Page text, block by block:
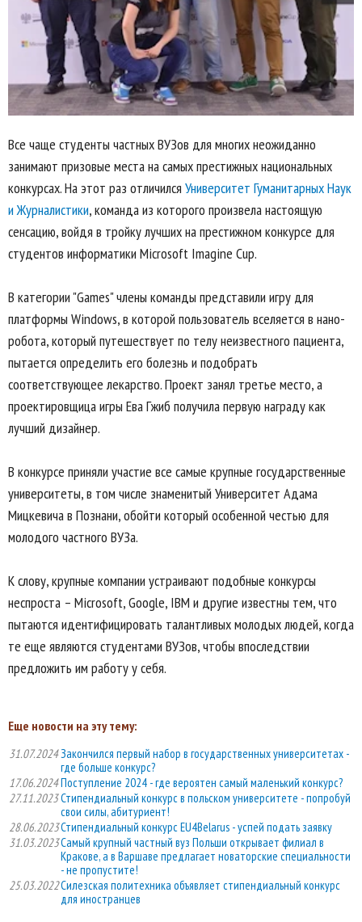
Все чаще студенты частных ВУЗов для многих неожиданно
занимают призовые места на самых престижных национальных
конкурсах. На этот раз отличился Университет Гуманитарных Наук
и Журналистики, команда из которого произвела настоящую
сенсацию, войдя в тройку лучших на престижном конкурсе для
студентов информатики Microsoft Imagine Cup.
В категории "Games" члены команды представили игру для
платформы Windows, в которой пользователь вселяется в нано-
робота, который путешествует по телу неизвестного пациента,
пытается определить его болезнь и подобрать
соответствующее лекарство. Проект занял третье место, а
проектировщица игры Ева Гжиб получила первую награду как
лучший дизайнер.
В конкурсе приняли участие все самые крупные государственные
университеты, в том числе знаменитый Университет Адама
Мицкевича в Познани, обойти который особенной честью для
молодого частного ВУЗа.
К слову, крупные компании устраивают подобные конкурсы
неспроста – Microsoft, Google, IBM и другие известны тем, что
пытаются идентифицировать талантливых молодых людей, когда
те еще являются студентами ВУЗов, чтобы впоследствии
предложить им работу у себя.
Еще новости на эту тему:
31.07.2024 Закончился первый набор в государственных университетах -
где больше конкурс?
17.06.2024Поступление 2024 - где вероятен самый маленький конкурс?
27.11.2023Стипендиальный конкурс в польском университете - попробуй
свои силы, абитуриент!
28.06.2023Стипендиальный конкурс EU4Belarus - успей подать заявку
31.03.2023Самый крупный частный вуз Польши открывает филиал в
Кракове, а в Варшаве предлагает новаторские специальности
- не пропустите!
25.03.2022Силезская политехника объявляет стипендиальный конкурс
для иностранцев